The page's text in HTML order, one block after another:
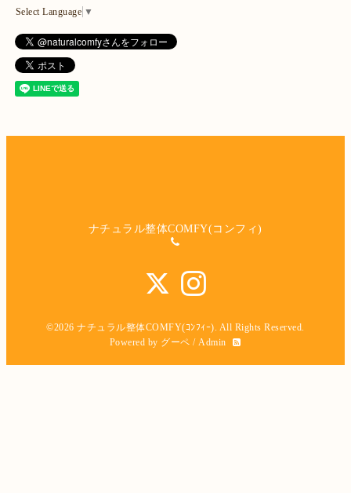
Select Language ▼
ナチュラル整体COMFY(コンフィ)
©2026ナチュラル整体COMFY(ｺﾝﾌｨｰ) . All Rights Reserved.
Powered by グーペ / Admin